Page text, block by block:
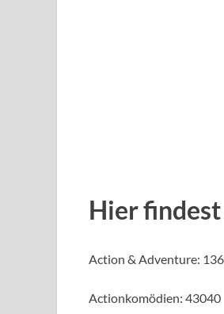
Hier findest
Action & Adventure:
Actionkomödien: 43040